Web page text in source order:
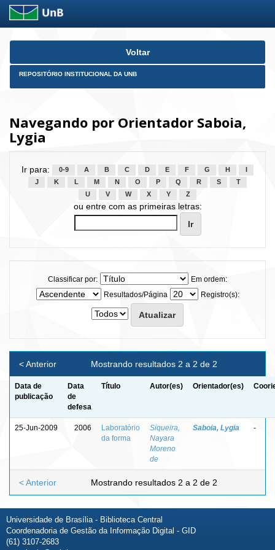
Skip
Voltar
REPOSITÓRIO INSTITUCIONAL DA UNB
Navegando por Orientador Saboia,
Lygia
Ir para: 0-9 A B C D E F G H
J
K L M N O P Q R S
T
U
V W X Y Z
ou entre com as primeiras letras:
Classificar por:
Em ordem:
Resultados/Página
Registro(s):
Mostrando resultados 2 a 2 de 2
< Anterior
Data de
publicação
Data
de
defesa
Título Autor(es) Orientador(es)
25-Jun-2009 2006
Laboratório
da forma
Siqueira,
Nayara
Moreno
de
Saboia, Lygia -
Mostrando resultados 2 a 2 de 2
< Anterior
Universidade de Brasília - Biblioteca Central
Coordenadoria de Gestão da Informação Digital - GID
(61) 3107-2683